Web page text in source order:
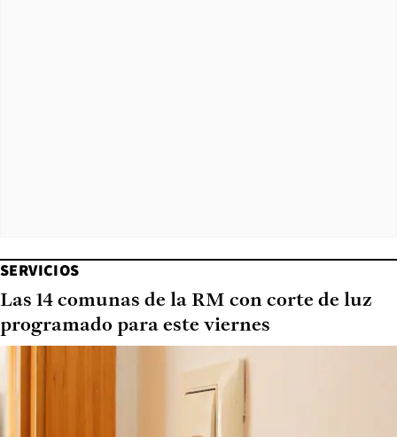
SERVICIOS
Las 14 comunas de la RM con corte de luz
programado para este viernes